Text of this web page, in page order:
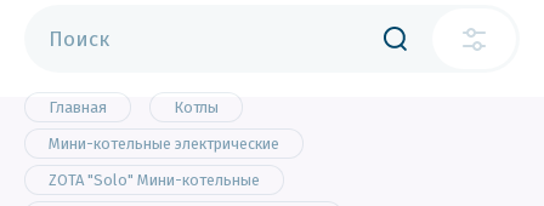
Главная
Котлы
Мини-котельные электрические
ZOTA "Solo" Мини-котельные